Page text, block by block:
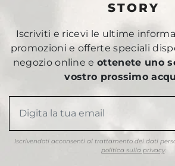
STORY
Iscriviti e ricevi le ultime
promozioni e offerte speciali
negozio online eottenete uno
vostro prossimo
Iscrivendoti acconsenti al trattamento dei dati
politica sulla privacy.